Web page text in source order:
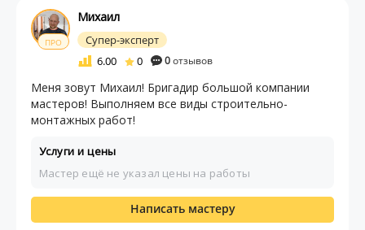
ПРО
Михаил
Супер-эксперт
6.00
0 0отзывов
Меня зовут Михаил! Бригадир большой компании
мастеров! Выполняем все виды строительно-
монтажных работ!
Услуги и цены
Мастер ещё не указал цены на работы
Написать мастеру